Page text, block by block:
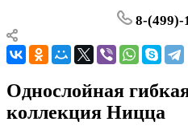
8-(499)-
Однослойная
коллекция Ницца